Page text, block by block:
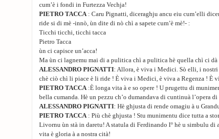
cum’è i fondi in Furtezza Vechja!
PIETRO TACCA : Caru Pignatti, diceraghju ancu eiu cum’elli
ride si di mè -innò, ùn dite di nò chì a sapete cum’è mè!- :
Ticchi ticchi, ticchi tacca
Pietro Tacca
ùn ci capisce un’acca!
Ma ùn ci lagnemu mai di a pulitica chì a pulitica hè quella chì ci dà
ALESSANDRO PIGNATTI: Allora, è viva i Medici. Sò elli, i
chè ciò chì li piace è li ride ! È viva i Medici, è viva a Regenza ! È
PIETRO TACCA :È longa vita à e so opere ! U prugettu di
bella cumanda. Hè un pezzu ch’o dumandava di cuntinuà l’opera
ALESSANDRO PIGNATTI: Hè ghjusta di rende omagiu à u
PIETRO TACCA : Più chè ghjusta ! Stu munimentu dice tutta a
Livornu ùn stà in daretu! A statula di Ferdinando I° hè u simbulu di
vita è gloria à a nostra cità!